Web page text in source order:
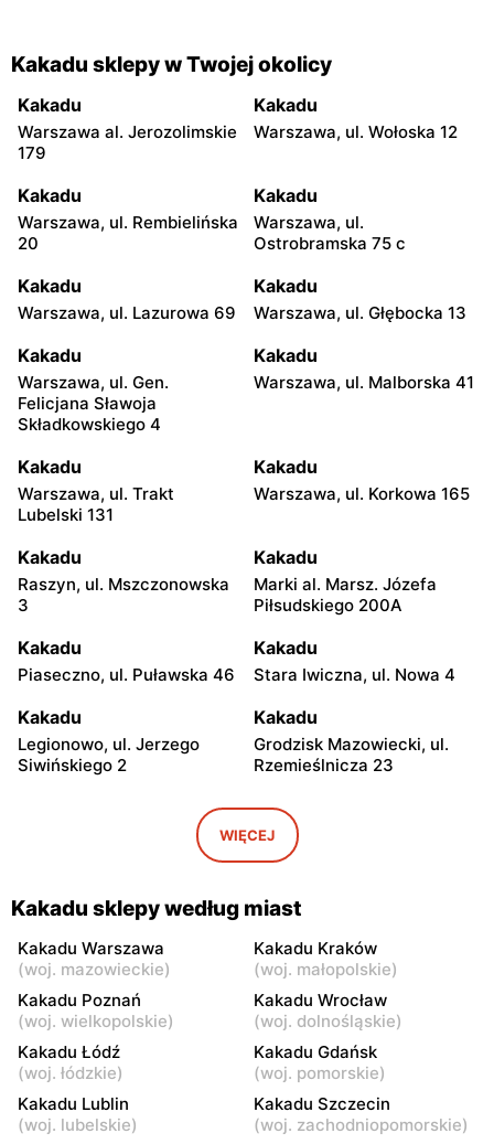
Kakadu sklepy w Twojej okolicy
Kakadu
Warszawa al. Jerozolimskie
179
Kakadu
Warszawa, ul. Wołoska 12
Kakadu
Warszawa, ul. Rembielińska
20
Kakadu
Warszawa, ul.
Ostrobramska 75 c
Kakadu
Warszawa, ul. Lazurowa 69
Kakadu
Warszawa, ul. Głębocka 13
Kakadu
Warszawa, ul. Gen.
Felicjana Sławoja
Składkowskiego 4
Kakadu
Warszawa, ul. Malborska 41
Kakadu
Warszawa, ul. Trakt
Lubelski 131
Kakadu
Warszawa, ul. Korkowa 165
Kakadu
Raszyn, ul. Mszczonowska
3
Kakadu
Marki al. Marsz. Józefa
Piłsudskiego 200A
Kakadu
Piaseczno, ul. Puławska 46
Kakadu
Stara Iwiczna, ul. Nowa 4
Kakadu
Legionowo, ul. Jerzego
Siwińskiego 2
Kakadu
Grodzisk Mazowiecki, ul.
Rzemieślnicza 23
Pułtusk, ul. Nowy Rynek 2B
Kakadu
Garwolin, ul. Trakt Lwowski
41
Kakadu
Siedlce, ul. Łukowska 109
Kakadu
Malczewskiej 3
Kakadu
Radom al. Wojska Polskiego
10
Kakadu
Puławy, ul. Dęblińska 18
Kakadu
Kutno, ul. Żwirki i Wigury 2
Kakadu
Łódź, ul. Stanisława
Przybyszewskiego 323
WIĘCEJ
Kakadu sklepy według miast
Kakadu Warszawa
(woj. mazowieckie)
Kakadu Kraków
(woj. małopolskie)
Kakadu Poznań
(woj. wielkopolskie)
Kakadu Wrocław
(woj. dolnośląskie)
Kakadu Łódź
(woj. łódzkie)
Kakadu Gdańsk
(woj. pomorskie)
Kakadu Lublin
(woj. lubelskie)
Kakadu Szczecin
(woj. zachodniopomorskie)